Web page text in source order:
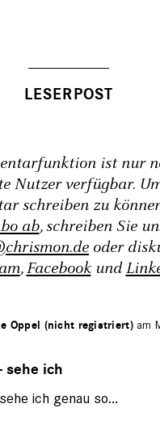
ist nur
Nutzer verfügbar.
schreiben zu
ab, schreiben Sie
oder
,Facebookund
Oppel (nicht registriert)am
sehe ich
ich genau so...